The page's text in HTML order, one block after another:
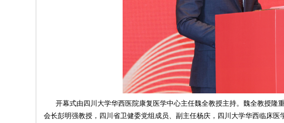
开幕式由四川大学华西医院康复医学中心主任魏全教授主持。魏全教授隆
会长彭明强教授，四川省卫健委党组成员、副主任杨庆，四川大学华西临床